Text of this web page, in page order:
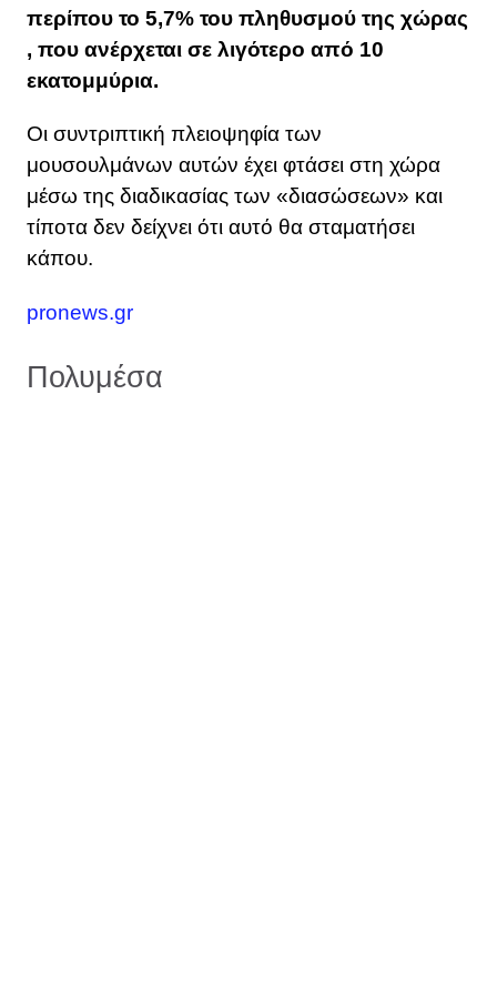
περίπου το 5,7% του πληθυσμού της χώρας
, που ανέρχεται σε λιγότερο από 10
εκατομμύρια.
Οι συντριπτική πλειοψηφία των
μουσουλμάνων αυτών έχει φτάσει στη χώρα
μέσω της διαδικασίας των «διασώσεων» και
τίποτα δεν δείχνει ότι αυτό θα σταματήσει
κάπου.
pronews.gr
Πολυμέσα